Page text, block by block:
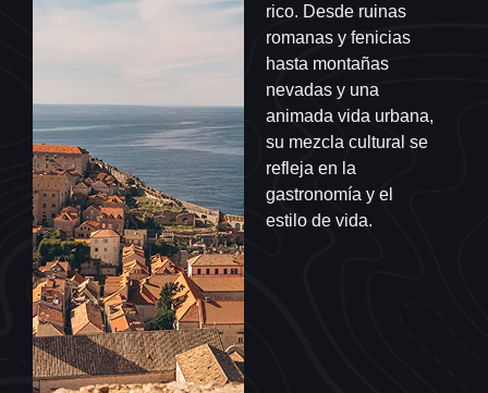
rico. Desde ruinas
romanas y fenicias
hasta montañas
nevadas y una
animada vida urbana,
su mezcla cultural se
refleja en la
gastronomía y el
estilo de vida.